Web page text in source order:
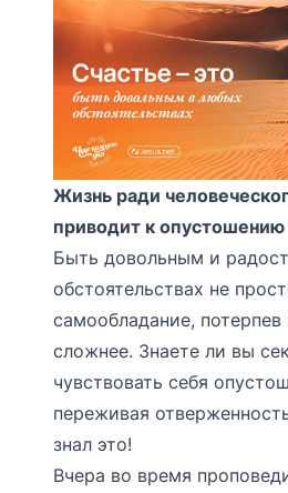
Жизнь ради
приводит к опустошению
Быть довольным и
обстоятельствах не
самообладание,
сложнее. Знаете ли вы
чувствовать себя
переживая
знал это!
Вчера во время